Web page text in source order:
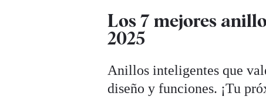
Los 7 mejores
2025
Anillos inteligentes que
diseño y funciones. ¡Tu